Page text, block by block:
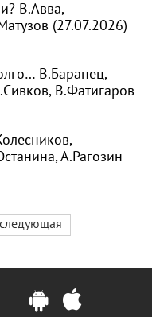
В.Авва,
(27.07.2026)
В.Баранец,
В.Фатигаров
А.Рагозин
следующая